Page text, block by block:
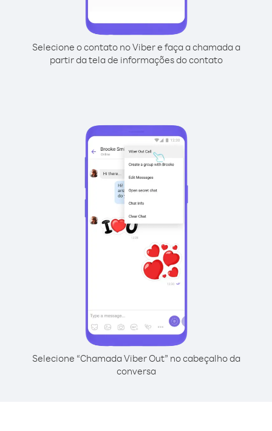
Selecione o contato no Viber e faça a chamada a
partir da tela de informações do contato
Selecione “Chamada Viber Out” no cabeçalho da
conversa